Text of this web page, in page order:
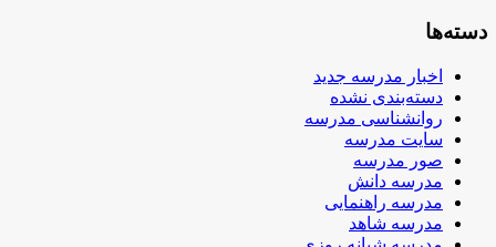
دسته‌ها
اخبار مدرسه جدید
دسته‌بندی نشده
روانشناسی مدرسه
سایت مدرسه
صور مدرسه
مدرسه دانش
مدرسه راهنمایی
مدرسه شاهد